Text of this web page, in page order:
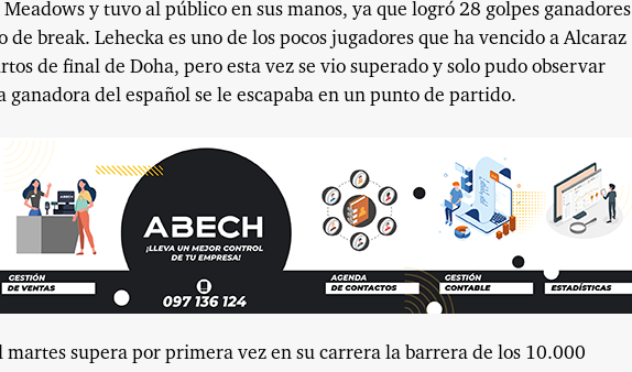
y tuvo al público en sus manos, ya que logró 28 golpes ganadores
break. Lehecka es uno de los pocos jugadores que ha vencido a Alcaraz
de final de Doha, pero esta vez se vio superado y solo pudo observar
del español se le escapaba en un punto de partido.
supera por primera vez en su carrera la barrera de los 10.000